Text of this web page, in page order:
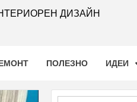
ДИЗАЙН
ПОЛЕЗНО ИДЕИ